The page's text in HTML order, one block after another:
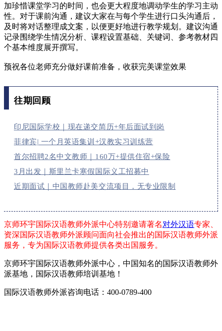
加珍惜课堂学习的时间，也会更大程度地调动学生的学习主动
性。对于课前沟通，建议大家在与每个学生进行口头沟通后，
及时将对话整理成文案，以便更好地进行教学规划。建议沟通
记录围绕学生情况分析、课程设置基础、关键词、参考教材四
个基本维度展开撰写。
预祝各位老师充分做好课前准备，收获完美课堂效果
往期回顾
印尼国际学校｜现在递交简历+年后面试到岗
菲律宾| 一个月英语集训+汉教实习训练营
首尔招聘2名中文教师｜160万+提供住宿+保险
3月出发｜斯里兰卡寒假国际义工招募中
近期面试｜中国教师赴美交流项目，无专业限制
京师环宇国际汉语教师外派中心特别邀请著名对外汉语专家、
资深国际汉语教师外派顾问面向社会推出的国际汉语教师外派
服务，专为国际汉语教师提供各类出国服务。
京师环宇国际汉语教师外派中心，中国知名的国际汉语教师外
派基地，国际汉语教师培训基地！
国际汉语教师外派咨询电话：400-0789-400